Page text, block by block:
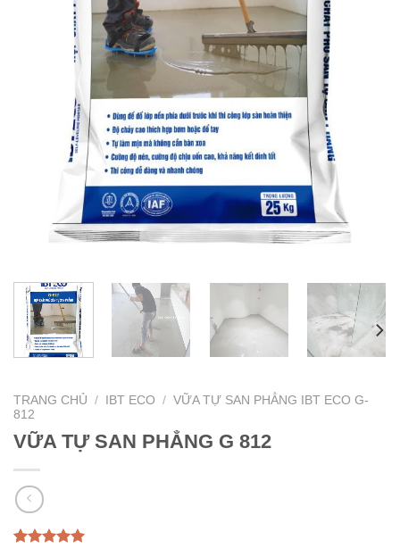
TRANG CHỦ / IBT ECO / VỮA TỰ SAN PHẲNG IBT ECO G-
812
VỮA TỰ SAN PHẲNG G 812